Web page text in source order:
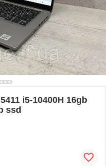
i5-10400H 16gb
ssd